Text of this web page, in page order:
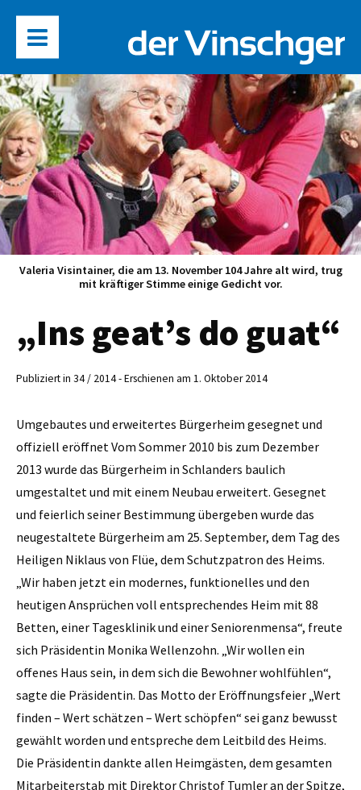
Valeria Visintainer, die am 13. November 104 Jahre alt wird, trug
mit kräftiger Stimme einige Gedicht vor.
„Ins geat’s do guat“
Publiziert in 34 / 2014 - Erschienen am 1. Oktober 2014
Umgebautes und erweitertes Bürgerheim gesegnet und
offiziell eröffnet Vom Sommer 2010 bis zum Dezember
2013 wurde das Bürgerheim in Schlanders baulich
umgestaltet und mit einem Neubau erweitert. Gesegnet
und feierlich seiner Bestimmung übergeben wurde das
neugestaltete Bürgerheim am 25. September, dem Tag des
Heiligen Niklaus von Flüe, dem Schutzpatron des Heims.
„Wir haben jetzt ein modernes, funktionelles und den
heutigen Ansprüchen voll entsprechendes Heim mit 88
Betten, einer Tagesklinik und einer Seniorenmensa“, freute
sich Präsidentin Monika Wellenzohn. „Wir wollen ein
offenes Haus sein, in dem sich die Bewohner wohlfühlen“,
sagte die Präsidentin. Das Motto der Eröffnungsfeier „Wert
finden – Wert schätzen – Wert schöpfen“ sei ganz bewusst
gewählt worden und entspreche dem Leitbild des Heims.
Die Präsidentin dankte allen Heimgästen, dem gesamten
Mitarbeiterstab mit Direktor Christof Tumler an der Spitze,